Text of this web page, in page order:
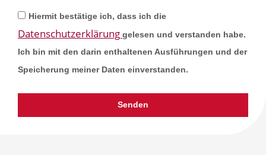
Hiermit bestätige ich, dass ich die
Datenschutzerklärung gelesen und verstanden habe.
Ich bin mit den darin enthaltenen Ausführungen und der
Speicherung meiner Daten einverstanden.
Senden